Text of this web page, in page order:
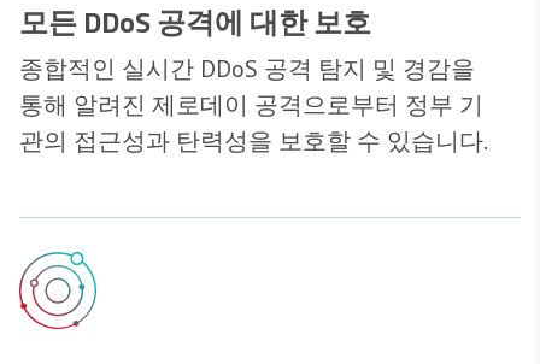
모든 DDoS 공격에 대한 보호
종합적인 실시간 DDoS 공격 탐지 및 경감을
통해 알려진 제로데이 공격으로부터 정부 기
관의 접근성과 탄력성을 보호할 수 있습니다.